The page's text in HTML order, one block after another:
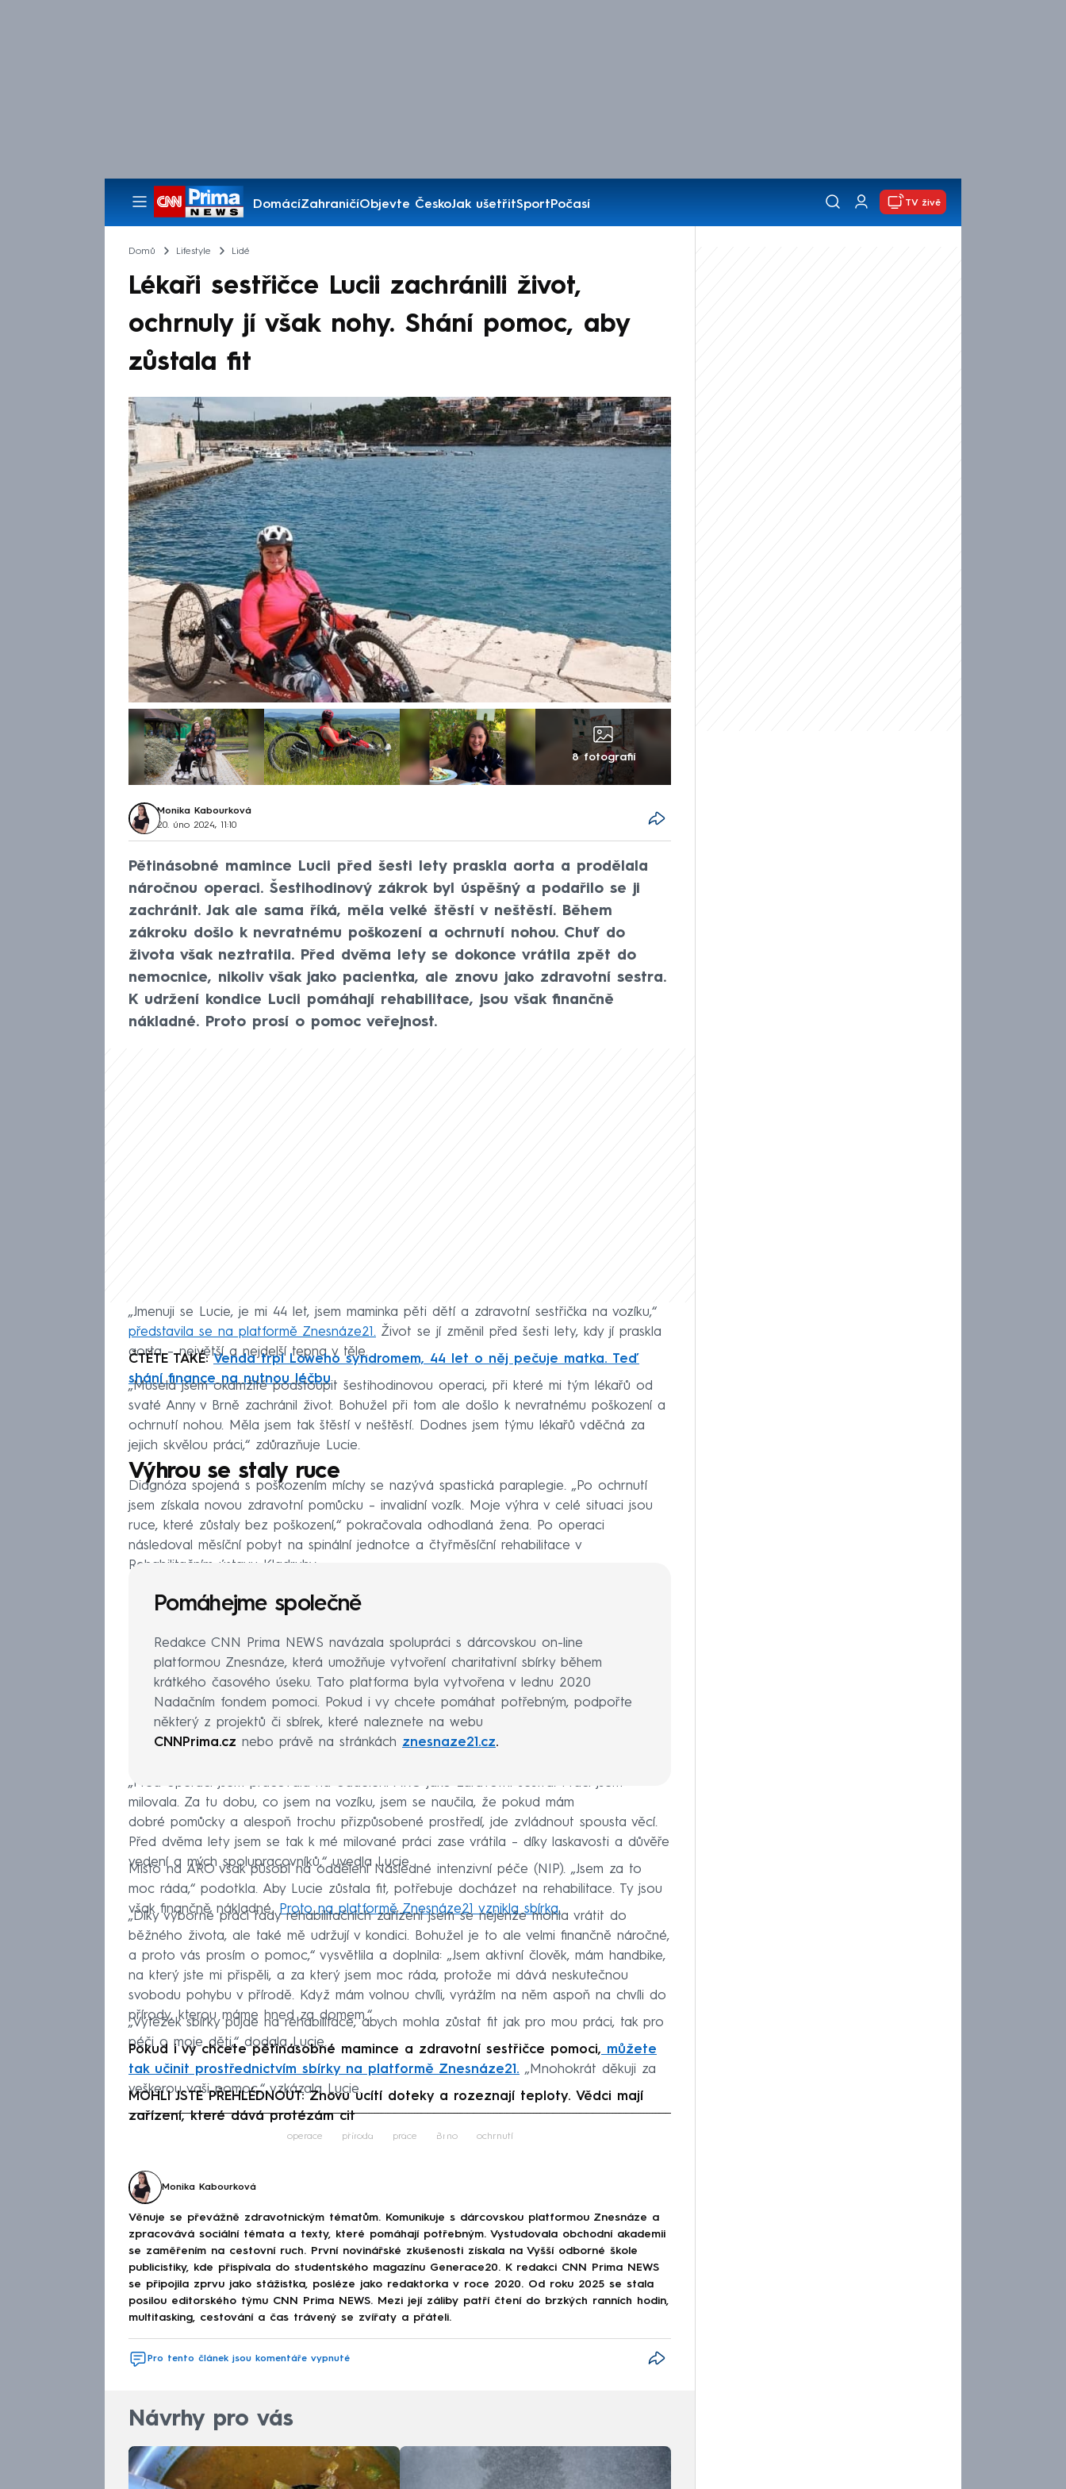
DomácíZahraničíObjevte ČeskoJak ušetřitSportPočasí
Pořady
TV živě
Domů Lifestyle Lidé
Lékaři sestřičce Lucii zachránili život,
ochrnuly jí však nohy. Shání pomoc, aby
zůstala fit
8 fotografií
Monika Kabourková
20. úno 2024, 11:10
Pětinásobné mamince Lucii před šesti lety praskla aorta a prodělala
náročnou operaci. Šestihodinový zákrok byl úspěšný a podařilo se ji
zachránit. Jak ale sama říká, měla velké štěstí v neštěstí. Během
zákroku došlo k nevratnému poškození a ochrnutí nohou. Chuť do
života však neztratila. Před dvěma lety se dokonce vrátila zpět do
nemocnice, nikoliv však jako pacientka, ale znovu jako zdravotní sestra.
K udržení kondice Lucii pomáhají rehabilitace, jsou však finančně
nákladné. Proto prosí o pomoc veřejnost.
„Jmenuji se Lucie, je mi 44 let, jsem maminka pěti dětí a zdravotní sestřička na vozíku,“
představila se na platformě Znesnáze21. Život se jí změnil před šesti lety, kdy jí praskla
aorta – největší a nejdelší tepna v těle.
ČTĚTE TAKÉ:Venda trpí Loweho syndromem, 44 let o něj pečuje matka. Teď
shání finance na nutnou léčbu
„Musela jsem okamžitě podstoupit šestihodinovou operaci, při které mi tým lékařů od
svaté Anny v Brně zachránil život. Bohužel při tom ale došlo k nevratnému poškození a
ochrnutí nohou. Měla jsem tak štěstí v neštěstí. Dodnes jsem týmu lékařů vděčná za
jejich skvělou práci,“ zdůrazňuje Lucie.
Výhrou se staly ruce
Diagnóza spojená s poškozením míchy se nazývá spastická paraplegie. „Po ochrnutí
jsem získala novou zdravotní pomůcku – invalidní vozík. Moje výhra v celé situaci jsou
ruce, které zůstaly bez poškození,“ pokračovala odhodlaná žena. Po operaci
následoval měsíční pobyt na spinální jednotce a čtyřměsíční rehabilitace v
Rehabilitačním ústavu Kladruby.
Pomáhejme společně
Redakce CNN Prima NEWS navázala spolupráci s dárcovskou on-line
platformou Znesnáze, která umožňuje vytvoření charitativní sbírky během
krátkého časového úseku. Tato platforma byla vytvořena v lednu 2020
Nadačním fondem pomoci. Pokud i vy chcete pomáhat potřebným, podpořte
některý z projektů či sbírek, které naleznete na webu
CNNPrima.cz nebo právě na stránkách znesnaze21.cz.
„Před operací jsem pracovala na oddělení ARO jako zdravotní sestra. Práci jsem
milovala. Za tu dobu, co jsem na vozíku, jsem se naučila, že pokud mám
dobré pomůcky a alespoň trochu přizpůsobené prostředí, jde zvládnout spousta věcí.
Před dvěma lety jsem se tak k mé milované práci zase vrátila – díky laskavosti a důvěře
vedení a mých spolupracovníků,“ uvedla Lucie.
Místo na ARO však působí na oddělení Následné intenzivní péče (NIP). „Jsem za to
moc ráda,“ podotkla. Aby Lucie zůstala fit, potřebuje docházet na rehabilitace. Ty jsou
však finančně nákladné. Proto na platformě Znesnáze21 vznikla sbírka.
„Díky výborné práci řady rehabilitačních zařízení jsem se nejenže mohla vrátit do
běžného života, ale také mě udržují v kondici. Bohužel je to ale velmi finančně náročné,
a proto vás prosím o pomoc,“ vysvětlila a doplnila: „Jsem aktivní člověk, mám handbike,
na který jste mi přispěli, a za který jsem moc ráda, protože mi dává neskutečnou
svobodu pohybu v přírodě. Když mám volnou chvíli, vyrážím na něm aspoň na chvíli do
přírody, kterou máme hned za domem.“
„Výtěžek sbírky půjde na rehabilitace, abych mohla zůstat fit jak pro mou práci, tak pro
péči o moje děti,“ dodala Lucie.
Pokud i vy chcete pětinásobné mamince a zdravotní sestřičce pomoci, můžete
tak učinit prostřednictvím sbírky na platformě Znesnáze21. „Mnohokrát děkuji za
veškerou vaši pomoc,“ vzkázala Lucie.
MOHLI JSTE PŘEHLÉDNOUT: Znovu ucítí doteky a rozeznají teploty. Vědci mají
zařízení, které dává protézám cit
Failed to fetch
operace příroda práce Brno ochrnutí
Monika Kabourková
Věnuje se převážně zdravotnickým tématům. Komunikuje s dárcovskou platformou Znesnáze a
zpracovává sociální témata a texty, které pomáhají potřebným. Vystudovala obchodní akademii
se zaměřením na cestovní ruch. První novinářské zkušenosti získala na Vyšší odborné škole
publicistiky, kde přispívala do studentského magazínu Generace20. K redakci CNN Prima NEWS
se připojila zprvu jako stážistka, posléze jako redaktorka v roce 2020. Od roku 2025 se stala
posilou editorského týmu CNN Prima NEWS. Mezi její záliby patří čtení do brzkých ranních hodin,
multitasking, cestování a čas trávený se zvířaty a přáteli.
Pro tento článek jsou komentáře vypnuté
Návrhy pro vás